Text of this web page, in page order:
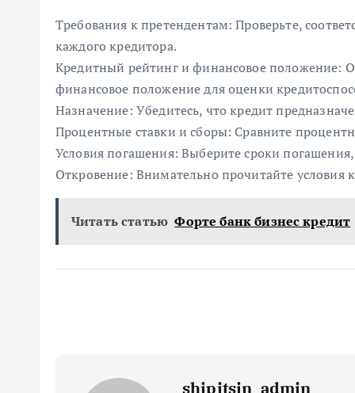
Требования к претендентам: Проверьте,
каждого кредитора.
Кредитный рейтинг и финансовое положение:
финансовое положение для оценки
Назначение: Убедитесь, что кредит
Процентные ставки и сборы: Сравните
Условия погашения: Выберите сроки
Откровение: Внимательно прочитайте условия
Читать статью Форте банк бизнес кредит
shipitsin_admin